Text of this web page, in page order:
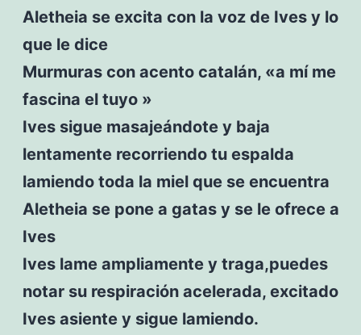
Aletheia se excita con la voz de Ives y lo
que le dice
Murmuras con acento catalán, «a mí me
fascina el tuyo »
Ives sigue masajeándote y baja
lentamente recorriendo tu espalda
lamiendo toda la miel que se encuentra
Aletheia se pone a gatas y se le ofrece a
Ives
Ives lame ampliamente y traga,puedes
notar su respiración acelerada, excitado
Ives asiente y sigue lamiendo.